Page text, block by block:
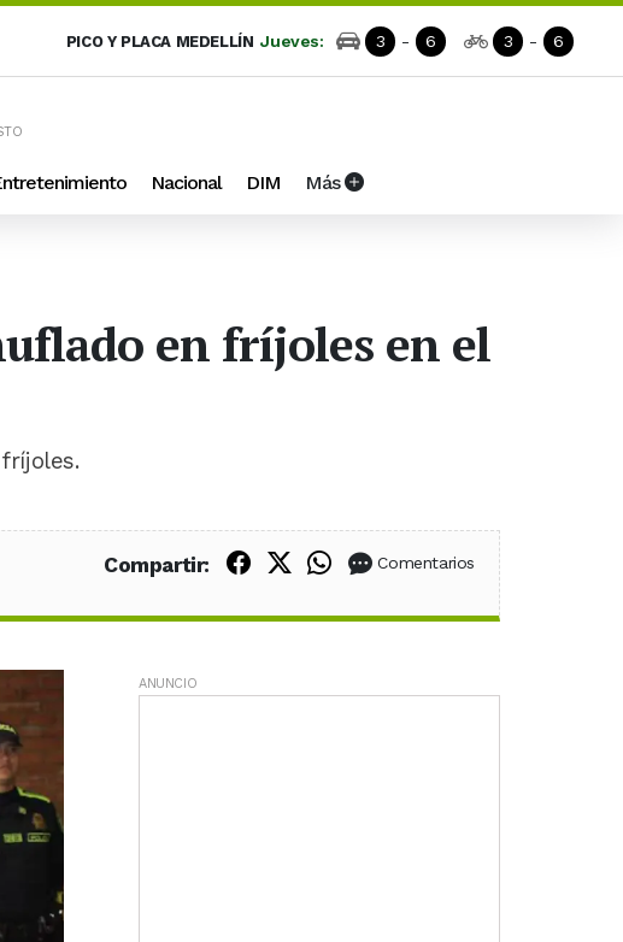
PICO Y PLACA MEDELLÍN Jueves: 3 - 6 3 - 6
Nacional DIM Más
en fríjoles en el
Compartir: Compartir en Facebook
Compartir en X (Twitter)
Compartir en WhatsApp
Comentarios
ANUNCIO